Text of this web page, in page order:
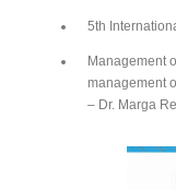
5th
Management
management
– Dr. Marga